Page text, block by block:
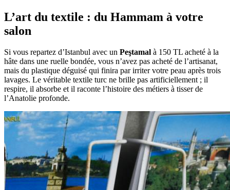
L’art du textile : du Hammam à votre
salon
Si vous repartez d’Istanbul avec un Peştamal à 150 TL acheté à la
hâte dans une ruelle bondée, vous n’avez pas acheté de l’artisanat,
mais du plastique déguisé qui finira par irriter votre peau après trois
lavages. Le véritable textile turc ne brille pas artificiellement ; il
respire, il absorbe et il raconte l’histoire des métiers à tisser de
l’Anatolie profonde.